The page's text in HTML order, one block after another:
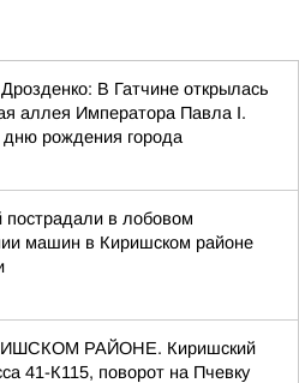
В Гатчине открылась
аллея Императора Павла I.
дню рождения города
пострадали в лобовом
машин в Киришском районе
РАЙОНЕ. Киришский
41-К115, поворот на Пчевку